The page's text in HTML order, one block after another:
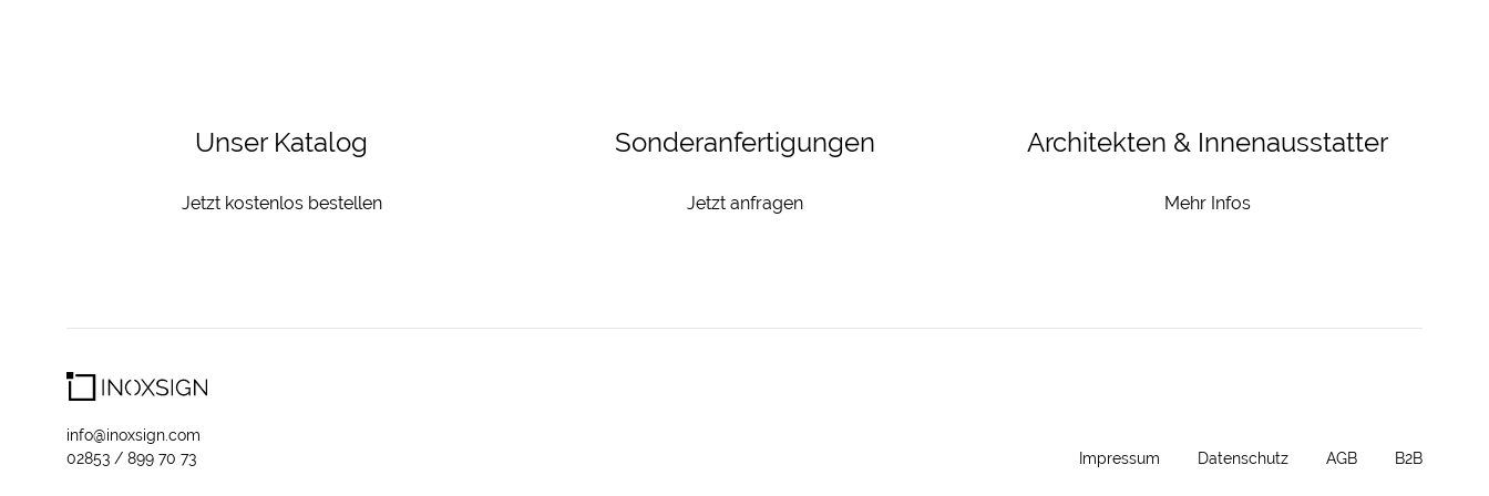
Unser Katalog
Jetzt kostenlos bestellen
Sonderanfertigungen
Jetzt anfragen
Architekten & Innenausstatter
Mehr Infos
info@inoxsign.com
02853 / 899 70 73
Impressum Datenschutz AGB B2B